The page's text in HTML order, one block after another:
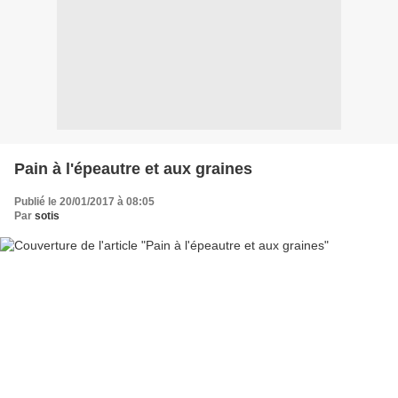
Pain à l'épeautre et aux graines
Publié le 20/01/2017 à 08:05
Par sotis